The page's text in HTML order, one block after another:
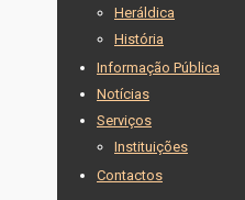
Heráldica
História
Informação Pública
Notícias
Serviços
Instituições
Contactos